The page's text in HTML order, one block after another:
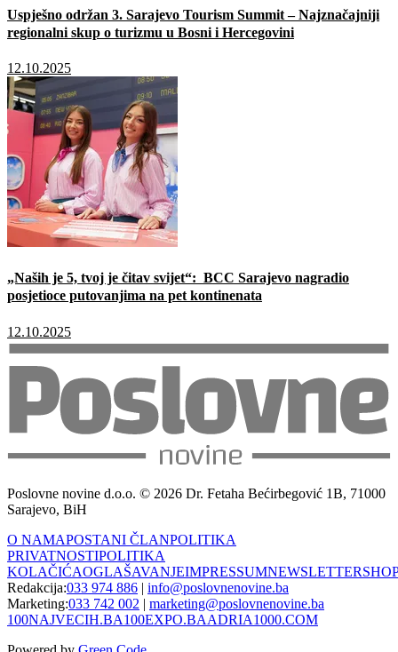
Uspješno održan 3. Sarajevo Tourism Summit – Najznačajniji
regionalni skup o turizmu u Bosni i Hercegovini
12.10.2025
„Naših je 5, tvoj je čitav svijet“: BCC Sarajevo nagradio
posjetioce putovanjima na pet kontinenata
12.10.2025
Poslovne novine d.o.o. © 2026 Dr. Fetaha Bećirbegović 1B, 71000
Sarajevo, BiH
O NAMAPOSTANI ČLANPOLITIKA
PRIVATNOSTIPOLITIKA
KOLAČIĆAOGLAŠAVANJEIMPRESSUMNEWSLETTER
Redakcija:033 974 886 | info@poslovnenovine.ba
Marketing:033 742 002 | marketing@poslovnenovine.ba
100NAJVECIH.BA100EXPO.BAADRIA1000.COM